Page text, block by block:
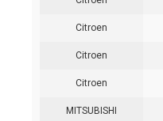
Citroen
Citroen
Citroen
MITSUBISHI